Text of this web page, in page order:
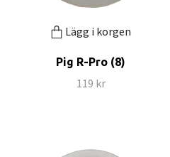
Lägg i korgen
Pig R-Pro (8)
119 kr